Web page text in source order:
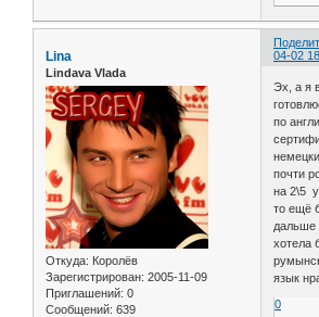
04-02
Lina
Lindava Vlada
Откуда: Королёв
Зарегистрирован: 2005-11-09
Приглашений: 0
Сообщений: 639
Эх, а я
по
почти
на 2\5
то ещё
дальше
хотела
язык
0